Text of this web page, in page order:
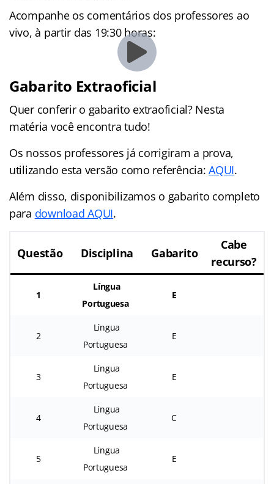
Acompanhe os comentários dos professores ao
vivo, à partir das 19:30 horas:
Gabarito Extraoficial
Quer conferir o gabarito extraoficial? Nesta
matéria você encontra tudo!
Os nossos professores já corrigiram a prova,
utilizando esta versão como referência:AQUI.
Além disso, disponibilizamos o gabarito completo
para download AQUI.
Questão Disciplina Gabarito
Cabe
recurso?
1
Língua
Portuguesa
E
2
Língua
Portuguesa
E
3
Língua
Portuguesa
E
4
Língua
Portuguesa
C
5
Língua
Portuguesa
E